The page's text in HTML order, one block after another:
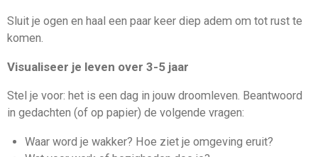
Sluit je ogen en haal een paar keer diep adem om tot rust te
komen.
Visualiseer je leven over 3-5 jaar
Stel je voor: het is een dag in jouw droomleven. Beantwoord
in gedachten (of op papier) de volgende vragen:
Waar word je wakker? Hoe ziet je omgeving eruit?